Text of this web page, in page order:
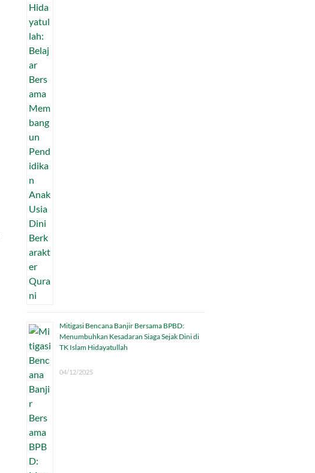
Mitigasi Bencana Banjir Bersama BPBD:
Menumbuhkan Kesadaran Siaga Sejak Dini di
TK Islam Hidayatullah
04/12/2025